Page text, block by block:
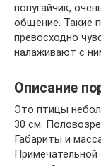
попугайчик,
общение. Такие
превосходно
налаживают с
Описание
Это птицы
30 см.
Габариты и